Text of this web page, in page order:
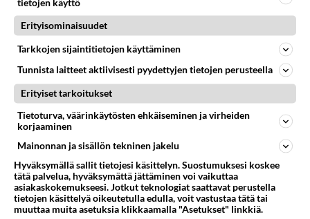
Anonyymi00052
Olet oikeassa liikkeen vasemmistosiiven takapirut
Valetta !
Äänestä Kommentoi
2026-05-31 17:07:58
Anonyymi00101kirjoitti:
Oliko joku mamu?
tietojen käyttö
Erityisominaisuudet
Tarkkojen sijaintitietojen käyttäminen
Tunnista laitteet aktiivisesti pyydettyjen tietojen perusteella
Erityiset tarkoitukset
Tietoturva, väärinkäytösten ehkäiseminen ja virheiden
korjaaminen
Mainonnan ja sisällön tekninen jakelu
Hyväksymällä sallit tietojesi käsittelyn. Suostumuksesi koskee
tätä palvelua, hyväksymättä jättäminen voi vaikuttaa
asiakaskokemukseesi. Jotkut teknologiat saattavat perustella
tietojen käsittelyä oikeutetulla edulla, voit vastustaa tätä tai
muuttaa muita asetuksia klikkaamalla "Asetukset" linkkiä.